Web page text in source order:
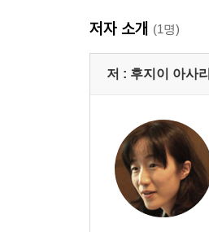
저자 소개 (1명)
저 : 후지이 아사리